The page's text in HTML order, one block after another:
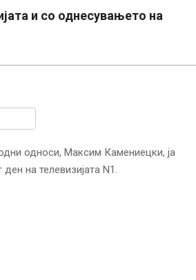
и со однесувањето на
односи, Максим Камениецки, ја
на телевизијата N1.